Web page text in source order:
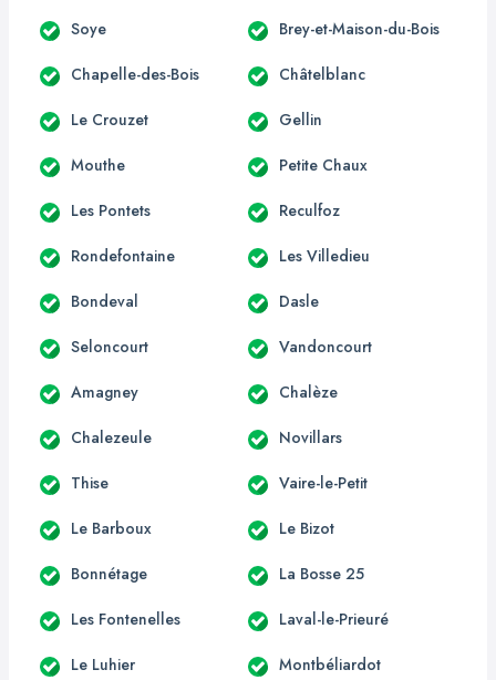
Soye Brey-et-Maison-du-Bois
Chapelle-des-Bois Châtelblanc
Le Crouzet Gellin
Mouthe Petite Chaux
Les Pontets Reculfoz
Rondefontaine Les Villedieu
Bondeval Dasle
Seloncourt Vandoncourt
Amagney Chalèze
Chalezeule Novillars
Thise Vaire-le-Petit
Le Barboux Le Bizot
Bonnétage La Bosse 25
Les Fontenelles Laval-le-Prieuré
Le Luhier Montbéliardot